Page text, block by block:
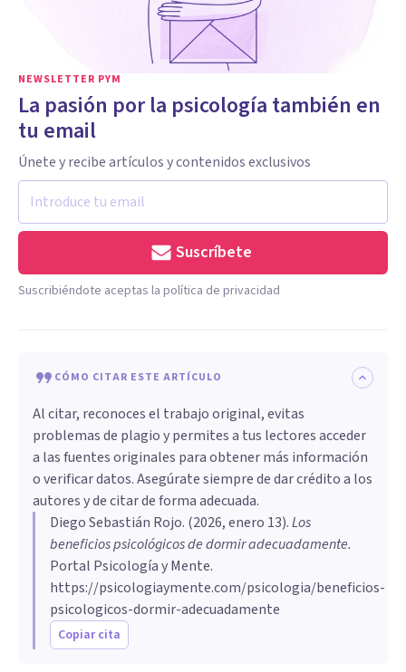
NEWSLETTER PYM
La pasión por la psicología también en
tu email
Únete y recibe artículos y contenidos exclusivos
Suscríbete
Suscribiéndote aceptas la política de privacidad
CÓMO CITAR ESTE ARTÍCULO
Al citar, reconoces el trabajo original, evitas
problemas de plagio y permites a tus lectores acceder
a las fuentes originales para obtener más información
o verificar datos. Asegúrate siempre de dar crédito a los
autores y de citar de forma adecuada.
Diego Sebastián Rojo. (2026, enero 13).Los
beneficios psicológicos de dormir adecuadamente.
Portal Psicología y Mente.
https://psicologiaymente.com/psicologia/beneficios-
psicologicos-dormir-adecuadamente
Copiar cita